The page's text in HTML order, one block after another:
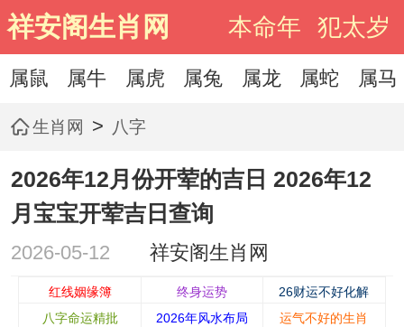
祥安阁生肖网 本命年 犯太岁
属鼠 属牛 属虎 属兔 属龙 属蛇 属马
生肖网 > 八字
2026年12月份开荤的吉日 2026年12
月宝宝开荤吉日查询
2026-05-12 祥安阁生肖网
红线姻缘簿 终身运势
26财运不好化解
八字命运精批
2026年风水布局 运气不好的生肖